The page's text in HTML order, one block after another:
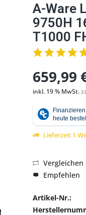
Abbildung ähnlich
A-Ware
9750H
T1000
659,99
inkl. 19 % MwSt.
Lieferzeit 1
Vergleichen
Empfehlen
Artikel-Nr.: